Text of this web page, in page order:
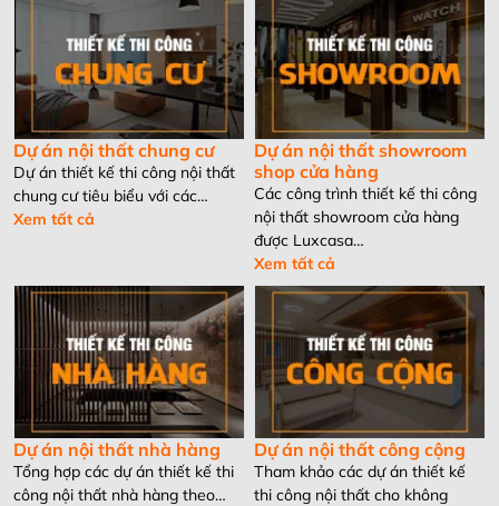
Dự án nội thất chung cư
Dự án thiết kế thi công nội thất
chung cư tiêu biểu với các…
Xem tất cả
Dự án nội thất showroom
shop cửa hàng
Các công trình thiết kế thi công
nội thất showroom cửa hàng
được Luxcasa…
Xem tất cả
Dự án nội thất nhà hàng
Tổng hợp các dự án thiết kế thi
công nội thất nhà hàng theo…
Dự án nội thất công cộng
Tham khảo các dự án thiết kế
thi công nội thất cho không